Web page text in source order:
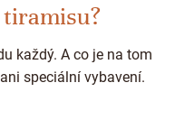
každý. A co je na tom
speciální vybavení.